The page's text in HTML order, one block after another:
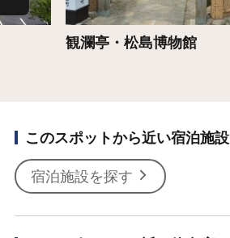
観瀾亭・松島博物館
このスポットから近い宿泊施設
宿泊施設を探す